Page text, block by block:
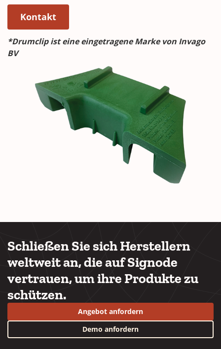
Kontakt(Opens in a new window)
*Drumclip ist eine eingetragene Marke von Invago
BV
Schließen Sie sich Herstellern
weltweit an, die auf Signode
vertrauen, um ihre Produkte zu
schützen.
Angebot anfordern
Demo anfordern